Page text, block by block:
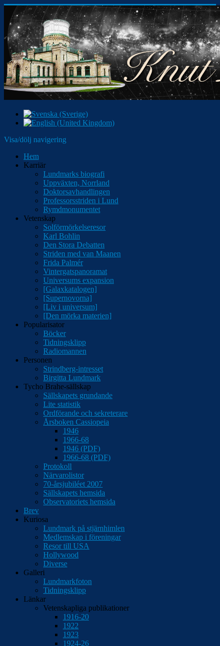
Visa/dölj navigering
Hem
Karriär
Lundmarks biografi
Uppväxten, Norrland
Doktorsavhandlingen
Professorsstriden i Lund
Rymdmonumentet
Vetenskap
Solförmörkelseresor
Karl Bohlin
Den Stora Debatten
Striden med van Maanen
Frida Palmér
Vintergatspanoramat
Universums expansion
[Galaxkatalogen]
[Supernovorna]
[Liv i universum]
[Den mörka materien]
Popularisator
Böcker
Tidningsklipp
Radiomannen
Personen
Strindberg-intresset
Birgitta Lundmark
Tycho Brahe-sällskap
Sällskapets grundande
Lite statistik
Ordförande och sekreterare
Årsboken Cassiopeia
1946
1966-68
1946 (PDF)
1966-68 (PDF)
Protokoll
Närvarolistor
70-årsjubiléet 2007
Sällskapets hemsida
Observatoriets hemsida
Brev
Kuriosa
Lundmark på stjärnhimlen
Medlemskap i föreningar
Resor till USA
Hollywood
Diverse
Galleri
Lundmarkfoton
Tidningsklipp
Länkar
Vetenskapliga publikationer
1916-20
1922
1923
1924-26